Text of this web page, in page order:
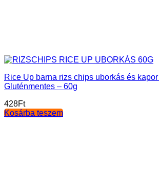
Rice Up barna rizs chips uborkás és
Gluténmentes – 60g
428Ft
Kosárba teszem